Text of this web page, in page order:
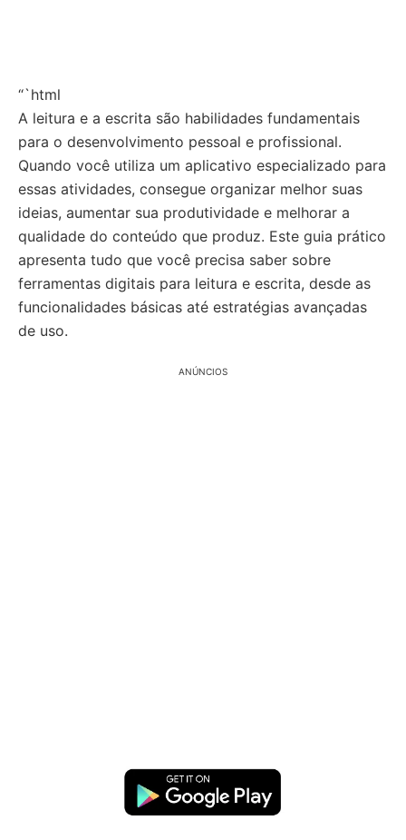
“`html
A leitura e a escrita são habilidades fundamentais
para o desenvolvimento pessoal e profissional.
Quando você utiliza um aplicativo especializado para
essas atividades, consegue organizar melhor suas
ideias, aumentar sua produtividade e melhorar a
qualidade do conteúdo que produz. Este guia prático
apresenta tudo que você precisa saber sobre
ferramentas digitais para leitura e escrita, desde as
funcionalidades básicas até estratégias avançadas
de uso.
ANÚNCIOS